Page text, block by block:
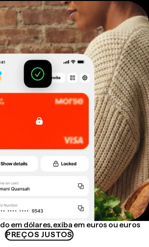
em dólares, exiba em euros ou euros
PREÇOS JUSTOS